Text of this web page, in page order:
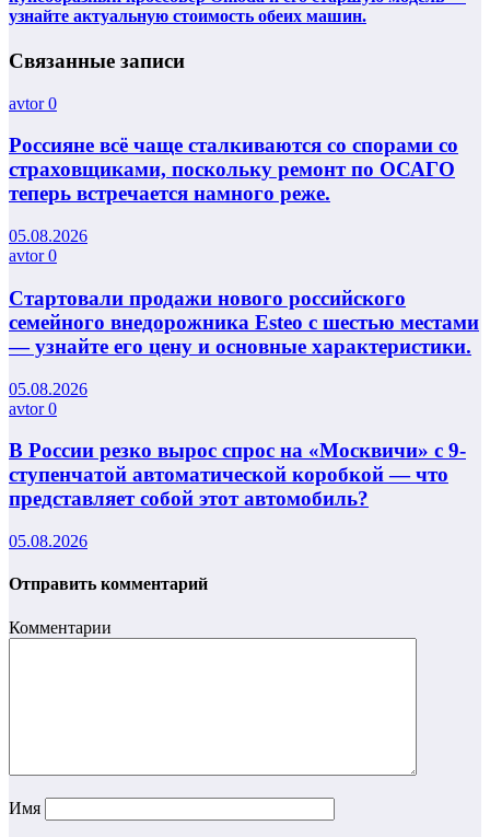
узнайте актуальную стоимость обеих машин.
Связанные записи
avtor0
Россияне всё чаще сталкиваются со спорами со
страховщиками, поскольку ремонт по ОСАГО
теперь встречается намного реже.
05.08.2026
avtor0
Стартовали продажи нового российского
семейного внедорожника Esteo с шестью местами
— узнайте его цену и основные характеристики.
05.08.2026
avtor0
В России резко вырос спрос на «Москвичи» с 9-
ступенчатой автоматической коробкой — что
представляет собой этот автомобиль?
05.08.2026
Отправить комментарий
Комментарии
Имя